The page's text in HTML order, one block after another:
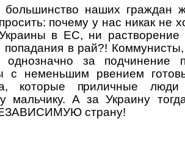
наших граждан
почему у нас никак не
в ЕС, ни
попадания в рай?!
за подчинение
с неменьшим рвением
которые приличные
мальчику. А за Украину
страну!